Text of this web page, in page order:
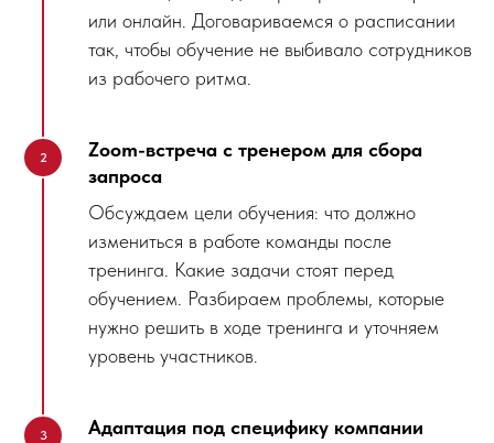
или онлайн. Договариваемся о расписании
так, чтобы обучение не выбивало сотрудников
из рабочего ритма.
Zoom-встреча с тренером для сбора
запроса
Обсуждаем цели обучения: что должно
измениться в работе команды после
тренинга. Какие задачи стоят перед
обучением. Разбираем проблемы, которые
нужно решить в ходе тренинга и уточняем
уровень участников.
Адаптация под специфику компании